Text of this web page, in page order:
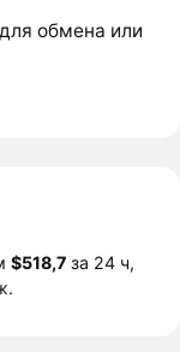
обмена или
$518,7 за 24 ч,